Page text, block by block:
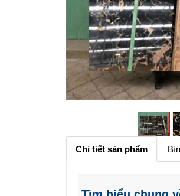
Chi tiết sản phẩm